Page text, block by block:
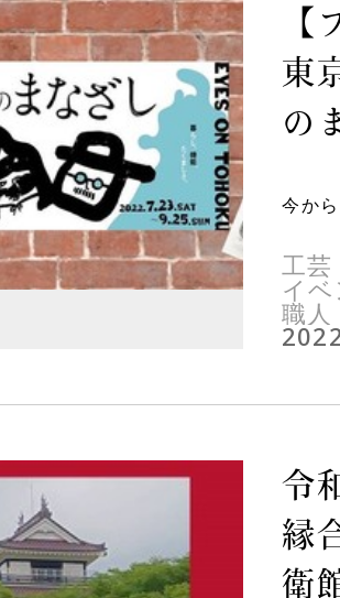
【
東
の
今か
工芸
イ
職人
令
縁
衛